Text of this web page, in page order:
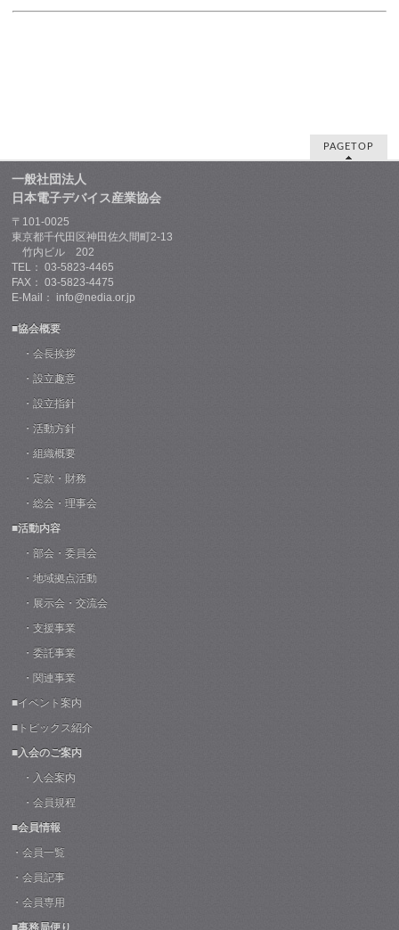
PAGETOP
一般社団法人
日本電子デバイス産業協会
〒101-0025
東京都千代田区神田佐久間町2-13
竹内ビル 202
TEL： 03-5823-4465
FAX： 03-5823-4475
E-Mail： info@nedia.or.jp
■協会概要
・会長挨拶
・設立趣意
・設立指針
・活動方針
・組織概要
・定款・財務
・総会・理事会
■活動内容
・部会・委員会
・地域拠点活動
・展示会・交流会
・支援事業
・委託事業
・関連事業
■イベント案内
■トピックス紹介
■入会のご案内
・入会案内
・会員規程
■会員情報
・会員一覧
・会員記事
・会員専用
■事務局便り